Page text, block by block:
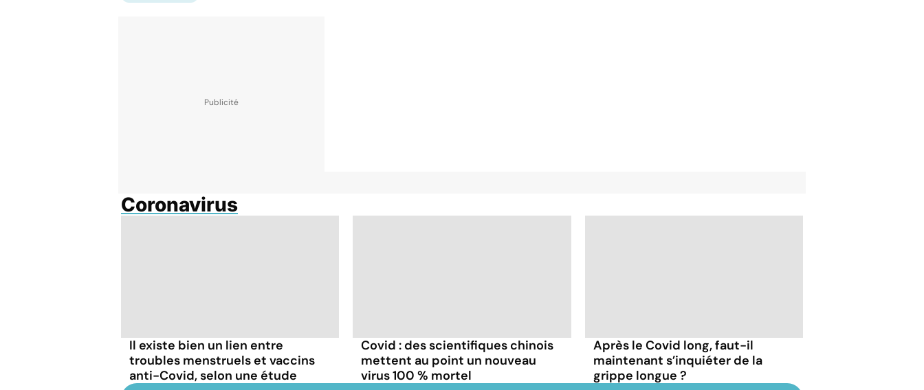
Coronavirus
Il existe bien un lien entre
troubles menstruels et vaccins
anti-Covid, selon une étude
Covid : des scientifiques chinois
mettent au point un nouveau
virus 100 % mortel
Après le Covid long, faut-il
maintenant s’inquiéter de la
grippe longue ?